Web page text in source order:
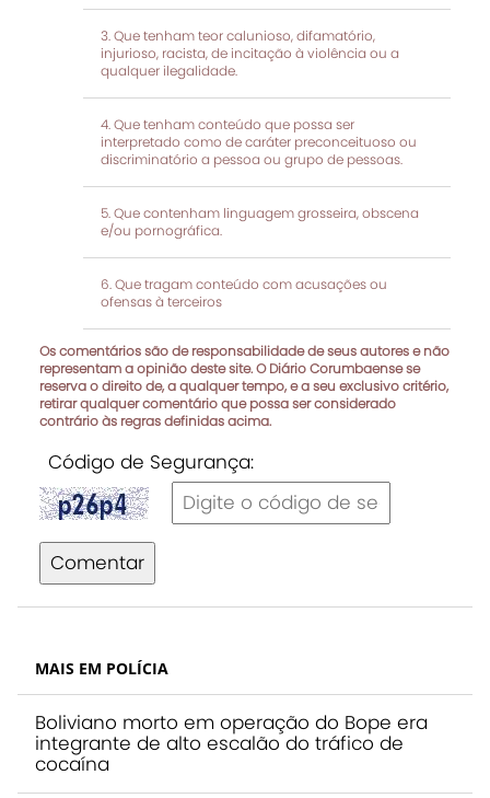
Que tenham teor calunioso, difamatório,
injurioso, racista, de incitação à violência ou a
qualquer ilegalidade.
Que tenham conteúdo que possa ser
interpretado como de caráter preconceituoso ou
discriminatório a pessoa ou grupo de pessoas.
Que contenham linguagem grosseira, obscena
e/ou pornográfica.
Que tragam conteúdo com acusações ou
ofensas à terceiros
Os comentários são de responsabilidade de seus autores e não
representam a opinião deste site. O Diário Corumbaense se
reserva o direito de, a qualquer tempo, e a seu exclusivo critério,
retirar qualquer comentário que possa ser considerado
contrário às regras definidas acima.
Código de Segurança:
Comentar
MAIS EM POLÍCIA
Boliviano morto em operação do Bope era
integrante de alto escalão do tráfico de
cocaína